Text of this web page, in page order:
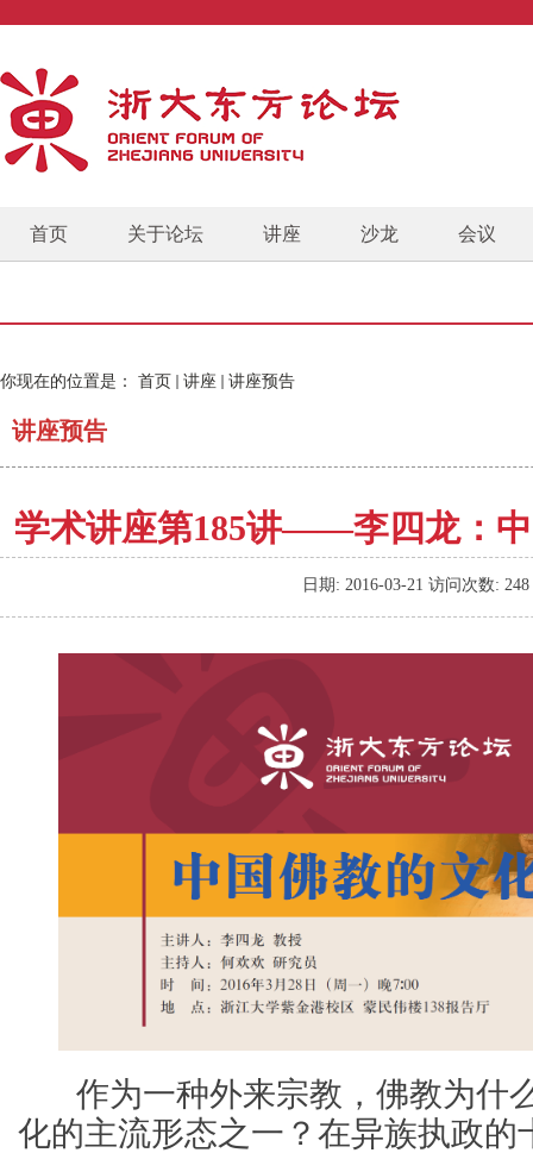
首页 关于论坛 讲座 沙龙 会议
你现在的位置是： 首页 讲座 讲座预告
讲座预告
学术讲座第185讲——李四龙：
日期: 2016-03-21 访问次数: 248
作为一种外来宗教，佛教为什
化的主流形态之一？在异族执政的